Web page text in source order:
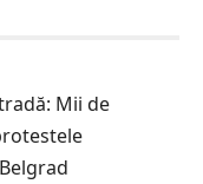
Mii de